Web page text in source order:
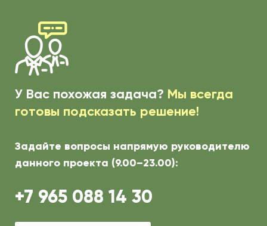
У Вас похожая задача? Мы всегда
готовы подсказать решение!
Задайте вопросы напрямую руководителю
данного проекта (9.00–23.00):
+7 965 088 14 30